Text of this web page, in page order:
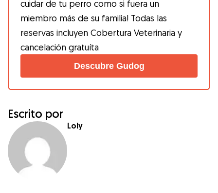
cuidar de tu perro como si fuera un
miembro más de su familia! Todas las
reservas incluyen Cobertura Veterinaria y
cancelación gratuíta
Descubre Gudog
Escrito por
Loly